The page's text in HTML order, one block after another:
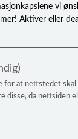
vi
Aktiver eller
for at nettstedet
disse, da nettsiden